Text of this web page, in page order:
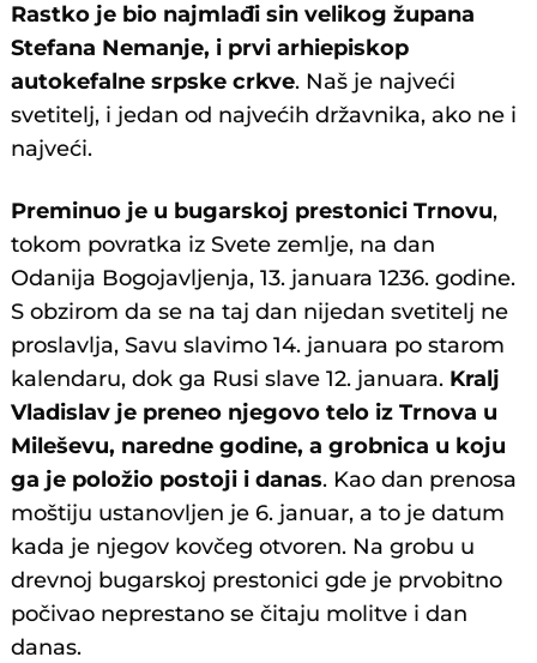
Rastko je bio najmlađi sin velikog župana
Stefana Nemanje, i prvi arhiepiskop
autokefalne srpske crkve. Naš je najveći
svetitelj, i jedan od najvećih državnika, ako ne i
najveći.
Preminuo je u bugarskoj prestonici Trnovu,
tokom povratka iz Svete zemlje, na dan
Odanija Bogojavljenja, 13. januara 1236. godine.
S obzirom da se na taj dan nijedan svetitelj ne
proslavlja, Savu slavimo 14. januara po starom
kalendaru, dok ga Rusi slave 12. januara. Kralj
Vladislav je preneo njegovo telo iz Trnova u
Mileševu, naredne godine, a grobnica u koju
ga je položio postoji i danas. Kao dan prenosa
moštiju ustanovljen je 6. januar, a to je datum
kada je njegov kovčeg otvoren. Na grobu u
drevnoj bugarskoj prestonici gde je prvobitno
počivao neprestano se čitaju molitve i dan
danas.